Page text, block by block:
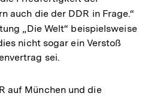
auch die der DDR in Frage.“
„Die Welt“ beispielsweise
nicht sogar ein Verstoß
sei.
auf München und die